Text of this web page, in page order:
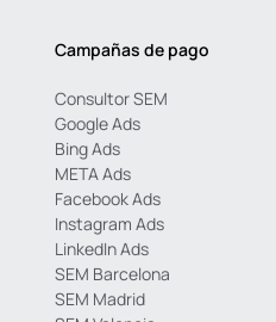
Campañas de pago
Consultor SEM
Google Ads
Bing Ads
META Ads
Facebook Ads
Instagram Ads
LinkedIn Ads
SEM Barcelona
SEM Madrid